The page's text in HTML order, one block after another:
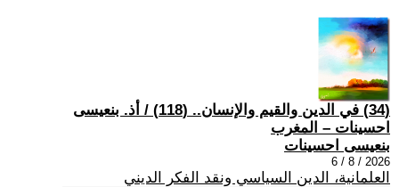
(34) في الدين والقيم والإنسان.. (118) / أذ. بنعيسى
احسينات – المغرب
بنعيسى احسينات
2026 / 8 / 6
العلمانية، الدين السياسي ونقد الفكر الديني